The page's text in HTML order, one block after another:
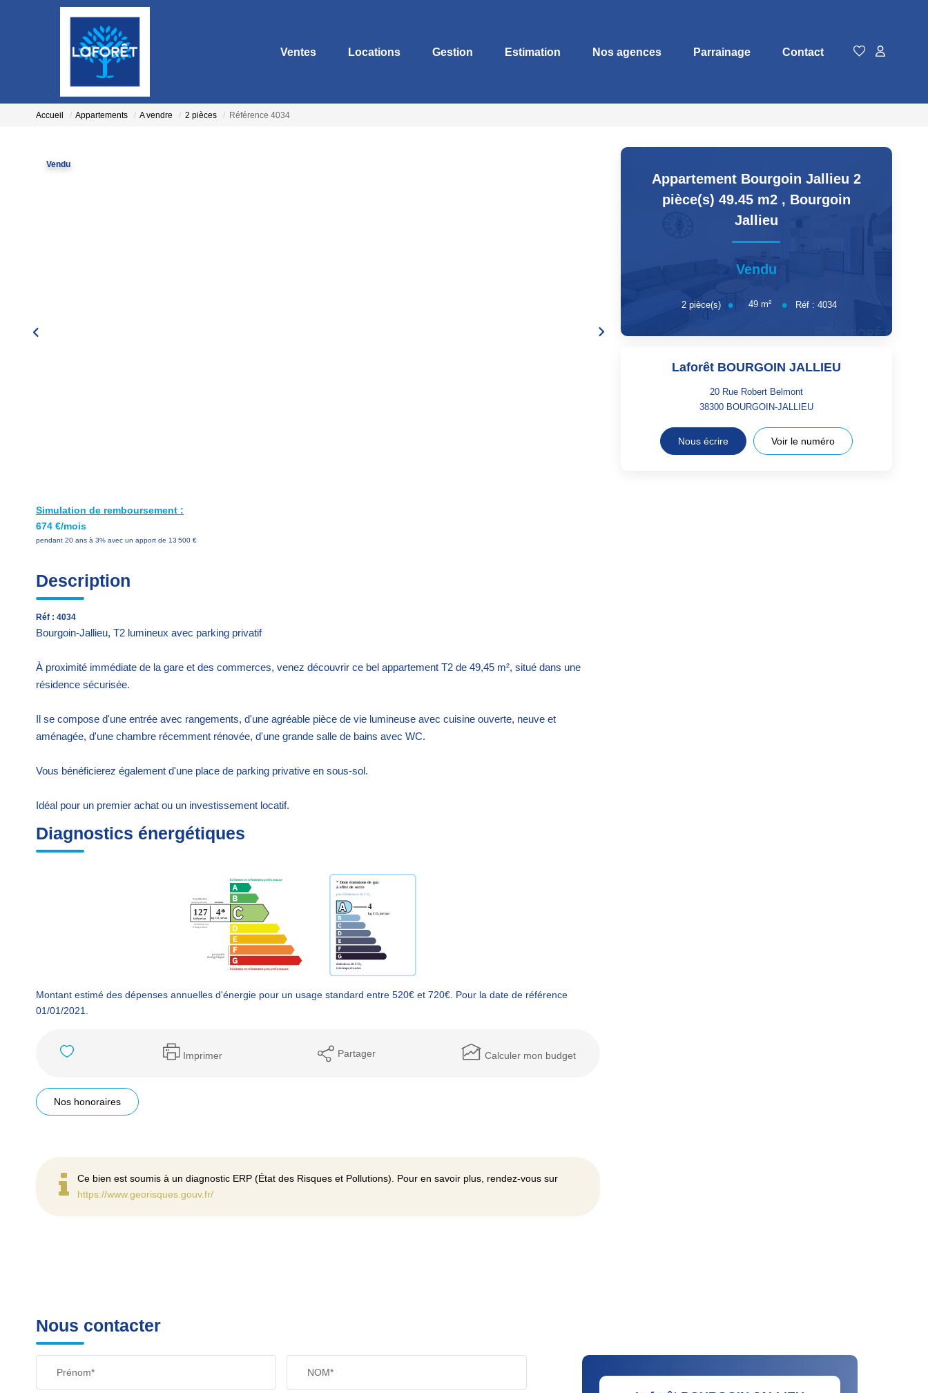
Ventes Locations Gestion Estimation Nos agences Parrainage Contact
Accueil Appartements A vendre 2 pièces Référence 4034
Vendu
Simulation de remboursement :
674 €/mois
pendant 20 ans à 3% avec un apport de 13 500 €
Description
Réf : 4034
Bourgoin-Jallieu, T2 lumineux avec parking privatif
À proximité immédiate de la gare et des commerces, venez découvrir ce bel appartement T2 de 49,45 m², situé dans une
résidence sécurisée.
Il se compose d'une entrée avec rangements, d'une agréable pièce de vie lumineuse avec cuisine ouverte, neuve et
aménagée, d'une chambre récemment rénovée, d'une grande salle de bains avec WC.
Vous bénéficierez également d'une place de parking privative en sous-sol.
Idéal pour un premier achat ou un investissement locatif.
Diagnostics énergétiques
Montant estimé des dépenses annuelles d'énergie pour un usage standard entre 520€ et 720€. Pour la date de référence
01/01/2021.
Imprimer Partager Calculer mon budget
Nos honoraires
Ce bien est soumis à un diagnostic ERP (État des Risques et Pollutions). Pour en savoir plus, rendez-vous sur
https://www.georisques.gouv.fr/
Appartement Bourgoin Jallieu 2
pièce(s) 49.45 m2 , Bourgoin
Jallieu
Vendu
2 pièce(s) 49 m² Réf : 4034
Laforêt BOURGOIN JALLIEU
20 Rue Robert Belmont
38300 BOURGOIN-JALLIEU
Nous écrire Voir le numéro
Nous contacter
Prénom* NOM*